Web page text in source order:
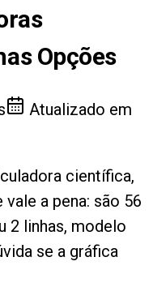
Opções
Atualizado em
científica,
a pena: são 56
2 linhas, modelo
se a gráfica